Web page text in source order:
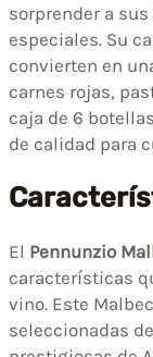
sorprender a
especiales. Su
convierten en
carnes rojas,
caja de 6
de calidad para
El Pennunzio
características
vino. Este
seleccionadas